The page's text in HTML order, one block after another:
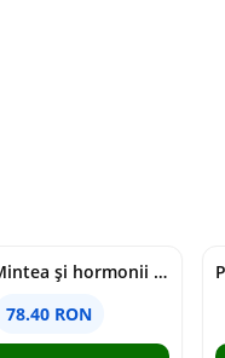
Pachet Mintea și hormonii tăi
78.40 RON